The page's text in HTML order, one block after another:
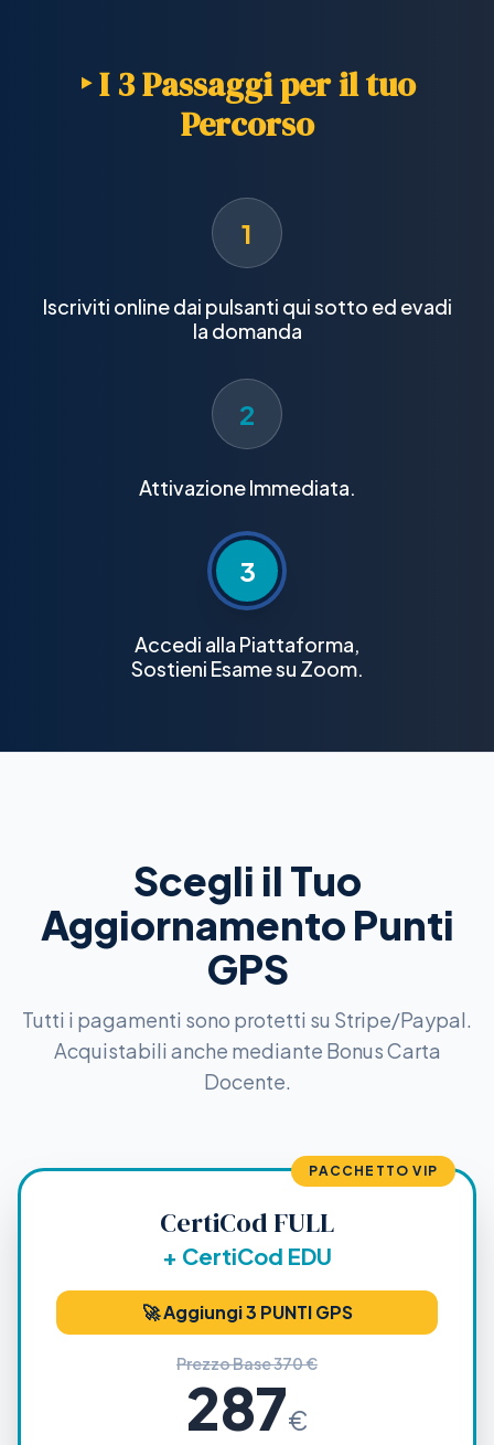
‣ I 3 Passaggi per il tuo
Percorso
1
Iscriviti online dai pulsanti qui sotto ed evadi
la domanda
2
Attivazione Immediata.
3
Accedi alla Piattaforma,
Sostieni Esame su Zoom.
Scegli il Tuo
Aggiornamento Punti
GPS
Tutti i pagamenti sono protetti su Stripe/Paypal.
Acquistabili anche mediante Bonus Carta
Docente.
PACCHETTO VIP
CertiCod FULL
+ CertiCod EDU
🚀 Aggiungi 3 PUNTI GPS
Prezzo Base 370 €
287€